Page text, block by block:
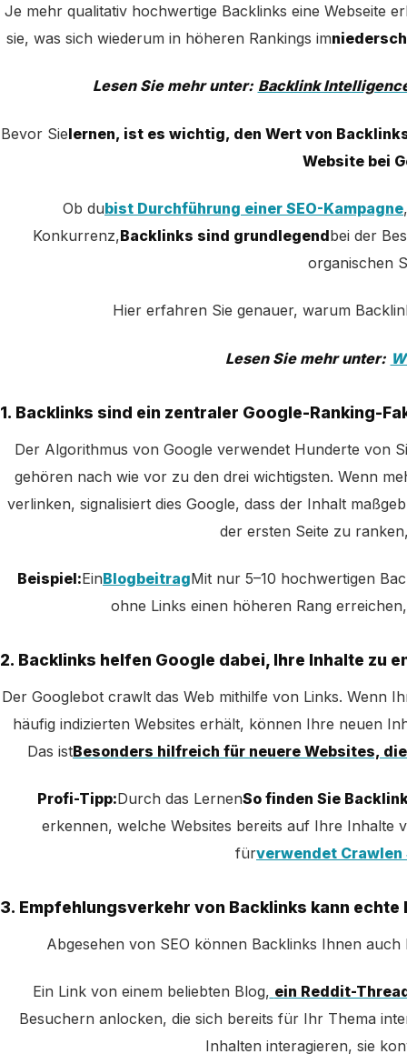
Je mehr qualitativ hochwertige Backlinks eine Webseite
sie, was sich wiederum in höheren Rankings im
Lesen Sie mehr unter: Backlink
Bevor Sielernen, ist es wichtig, den Wert von
Website bei
Ob dubist Durchführung einer SEO-Kampagne
Konkurrenz,Backlinks sind grundlegendbei der
organischen
Hier erfahren Sie genauer, warum
Lesen Sie mehr unter:
1. Backlinks sind ein zentraler Google-Ranking-
Der Algorithmus von Google verwendet Hunderte von
gehören nach wie vor zu den drei wichtigsten. Wenn
verlinken, signalisiert dies Google, dass der Inhalt
der ersten Seite zu
Beispiel:EinBlogbeitragMit nur 5–10 hochwertigen
ohne Links einen höheren Rang
2. Backlinks helfen Google dabei, Ihre Inhalte zu
Der Googlebot crawlt das Web mithilfe von Links. Wenn
häufig indizierten Websites erhält, können Ihre neuen
Das istBesonders hilfreich für neuere Websites,
Profi-Tipp:Durch das LernenSo finden Sie
erkennen, welche Websites bereits auf Ihre Inhalte
fürverwendet Crawlen
3. Empfehlungsverkehr von Backlinks kann
Abgesehen von SEO können Backlinks Ihnen
Ein Link von einem beliebten Blog, ein Reddit-
Besuchern anlocken, die sich bereits für Ihr Thema
Inhalten interagieren, sie